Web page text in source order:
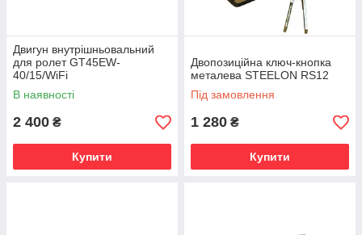
Двигун внутрішньовальний
для ролет GT45EW-
40/15/WiFi
В наявності
2 400 ₴
Купити
Двопозиційна ключ-кнопка
металева STEELON RS12
Під замовлення
1 280 ₴
Купити